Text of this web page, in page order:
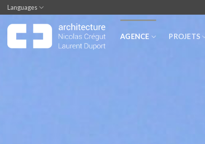
Skip
to
content
Languages
AGENCE PROJETS